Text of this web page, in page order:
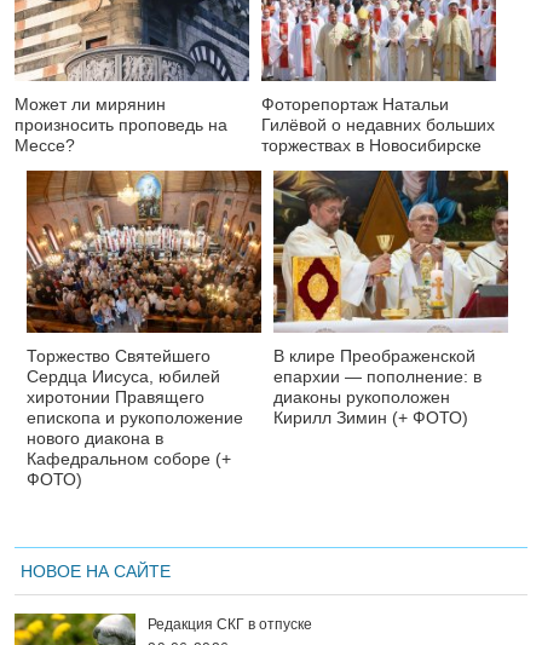
Может ли мирянин
произносить проповедь на
Мессе?
Фоторепортаж Натальи
Гилёвой о недавних больших
торжествах в Новосибирске
Торжество Святейшего
Сердца Иисуса, юбилей
хиротонии Правящего
епископа и рукоположение
нового диакона в
Кафедральном соборе (+
ФОТО)
В клире Преображенской
епархии — пополнение: в
диаконы рукоположен
Кирилл Зимин (+ ФОТО)
НОВОЕ НА САЙТЕ
Редакция СКГ в отпуске